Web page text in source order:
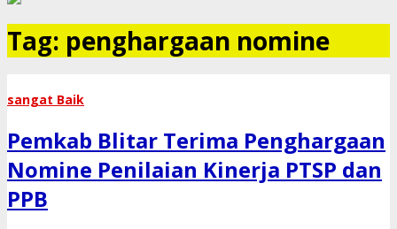
Tag: penghargaan nomine
sangat Baik
Pemkab Blitar Terima Penghargaan
Nomine Penilaian Kinerja PTSP dan
PPB